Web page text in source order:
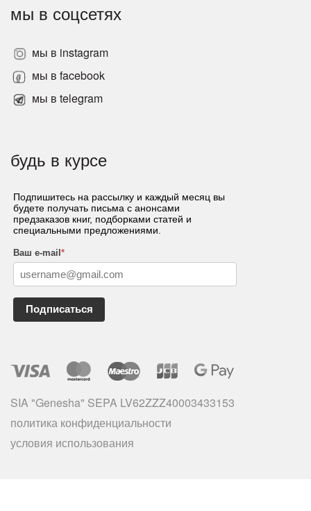
мы в соцсетях
мы в instagram
мы в facebook
мы в telegram
будь в курсе
Подпишитесь на рассылку и каждый месяц вы
будете получать письма с анонсами
предзаказов книг, подборками статей и
специальными предложениями.
Ваш e-mail *
Подписаться
SIA "Genesha" SEPA LV62ZZZ40003433153
политика конфиденциальности
условия использования